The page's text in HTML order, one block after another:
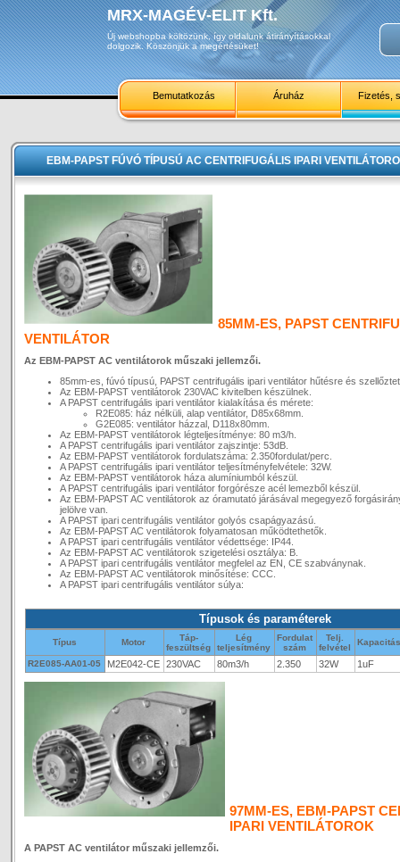
MRX-MAGÉV-ELIT Kft.
Új webshopba költözünk, így oldalunk átirányításokkal
dolgozik. Köszönjük a megértésüket!
Bemutatkozás Áruház Fizetés,
EBM-PAPST FÚVÓ TÍPUSÚ AC CENTRIFUGÁLIS IPARI
85MM-ES, PAPST
VENTILÁTOR
Az EBM-PAPST AC ventilátorok műszaki jellemzői.
85mm-es, fúvó típusú, PAPST centrifugális ipari ventilátor hűtésre és
Az EBM-PAPST ventilátorok 230VAC kivitelben készülnek.
A PAPST centrifugális ipari ventilátor kialakítása és mérete:
R2E085: ház nélküli, alap ventilátor, D85x68mm.
G2E085: ventilátor házzal, D118x80mm.
Az EBM-PAPST ventilátorok légteljesítménye: 80 m3/h.
A PAPST centrifugális ipari ventilátor zajszintje: 53dB.
Az EBM-PAPST ventilátorok fordulatszáma: 2.350fordulat/perc.
A PAPST centrifugális ipari ventilátor teljesítményfelvétele: 32W.
Az EBM-PAPST ventilátorok háza alumíniumból készül.
A PAPST centrifugális ipari ventilátor forgórésze acél lemezből készül.
Az EBM-PAPST AC ventilátorok az óramutató járásával megegyező
jelölve van.
A PAPST ipari centrifugális ventilátor golyós csapágyazású.
Az EBM-PAPST AC ventilátorok folyamatosan működtethetők.
A PAPST ipari centrifugális ventilátor védettsége: IP44.
Az EBM-PAPST AC ventilátorok szigetelési osztálya: B.
A PAPST ipari centrifugális ventilátor megfelel az EN, CE szabványnak.
Az EBM-PAPST AC ventilátorok minősítése: CCC.
A PAPST ipari centrifugális ventilátor súlya:
Típusok és paraméterek
Típus Motor
Táp-
feszültség
Lég
teljesítmény
Fordulat
szám
Telj.
felvétel
R2E085-AA01-05 M2E042-CE 230VAC 80m3/h 2.350 32W 1uF
97MM-ES, EBM-PAPST
IPARI VENTILÁTOROK
A PAPST AC ventilátor műszaki jellemzői.